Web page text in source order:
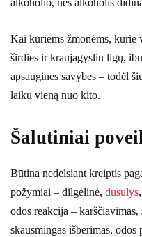
alkoholio, nes alkoholis
Kai kuriems žmonėms, kurie
širdies ir kraujagyslių ligų,
apsaugines savybes – todėl
laiku vieną nuo kito.
Šalutiniai
Būtina nedelsiant kreiptis
požymiai – dilgėlinė, dusulys
odos reakcija –
skausmingas išbėrimas, odos